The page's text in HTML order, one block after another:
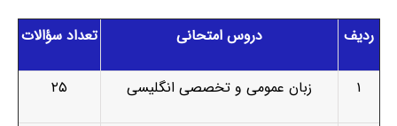
ردیف دروس امتحانی تعداد سؤالات
۱ زبان عمومی و تخصصی انگلیسی ۲۵